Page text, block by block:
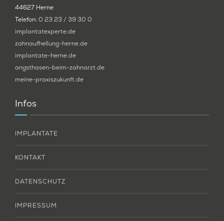
44627 Herne
Telefon: 0 23 23 / 39 30 0
implantatexperte.de
zahnaufhellung-herne.de
implantate-herne.de
angsthasen-beim-zahnarzt.de
meine-praxiszukunft.de
Infos
IMPLANTATE
KONTAKT
DATENSCHUTZ
IMPRESSUM